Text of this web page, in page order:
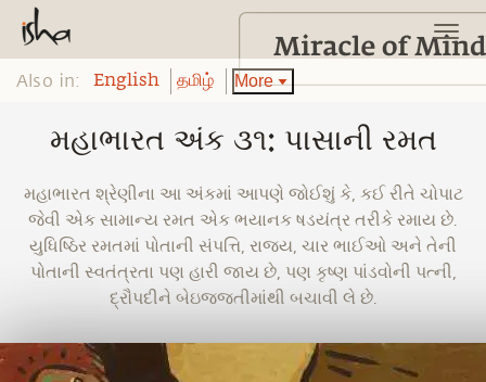
Also in: English தமிழ் More
મહાભારત અંક ૩૧: પાસાની રમત
મહાભારત શ્રેણીના આ અંકમાં આપણે જોઈશું કે, કઈ રીતે ચોપાટ
જેવી એક સામાન્ય રમત એક ભયાનક ષડયંત્ર તરીકે રમાય છે.
યુધિષ્ઠિર રમતમાં પોતાની સંપત્તિ, રાજ્ય, ચાર ભાઈઓ અને તેની
પોતાની સ્વતંત્રતા પણ હારી જાય છે, પણ કૃષ્ણ પાંડવોની પત્ની,
દ્રૌપદીને બેઇજ્જતીમાંથી બચાવી લે છે.